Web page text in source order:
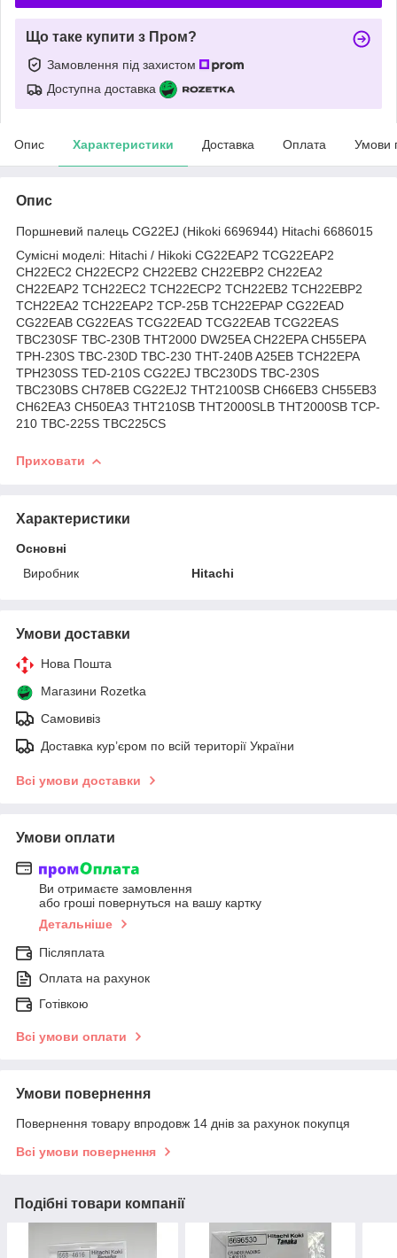
Що таке купити з Пром?
Замовлення під захистом
Доступна доставка
Опис Характеристики Доставка Оплата Умови
Опис
Поршневий палець CG22EJ (Hikoki 6696944) Hitachi 6686015
Сумісні моделі: Hitachi / Hikoki CG22EAP2 TCG22EAP2
CH22EC2 CH22ECP2 CH22EB2 CH22EBP2 CH22EA2
CH22EAP2 TCH22EC2 TCH22ECP2 TCH22EB2 TCH22EBP2
TCH22EA2 TCH22EAP2 TCP-25B TCH22EPAP CG22EAD
CG22EAB CG22EAS TCG22EAD TCG22EAB TCG22EAS
TBC230SF TBC-230B THT2000 DW25EA CH22EPA CH55EPA
TPH-230S TBC-230D TBC-230 THT-240B A25EB TCH22EPA
TPH230SS TED-210S CG22EJ TBC230DS TBC-230S
TBC230BS CH78EB CG22EJ2 THT2100SB CH66EB3 CH55EB3
CH62EA3 CH50EA3 THT210SB THT2000SLB THT2000SB TCP-
210 TBC-225S TBC225CS
Приховати
Характеристики
Основні
Виробник
Hitachi
Умови доставки
Нова Пошта
Магазини Rozetka
Самовивіз
Доставка кур’єром по всій території України
Всі умови доставки
Умови оплати
Ви отримаєте замовлення
або гроші повернуться на вашу картку
Детальніше
Післяплата
Оплата на рахунок
Готівкою
Всі умови оплати
Умови повернення
Повернення товару впродовж 14 днів за рахунок покупця
Всі умови повернення
Подібні товари компанії